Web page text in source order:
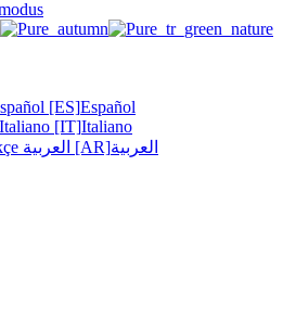
[ES]Español
Italiano [IT]Italiano
العربية [AR]العربية